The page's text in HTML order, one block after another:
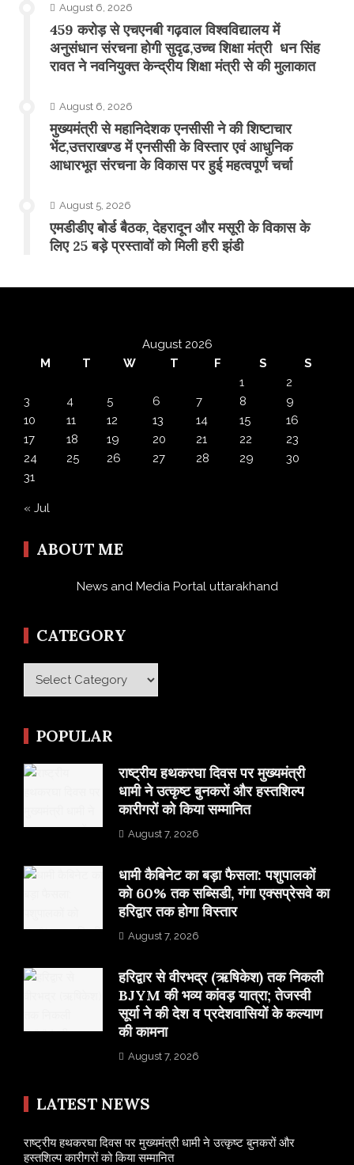
August 6, 2026
459 करोड़ से एचएनबी गढ़वाल विश्वविद्यालय में
अनुसंधान संरचना होगी सुदृढ,उच्च शिक्षा मंत्री धन सिंह
रावत ने नवनियुक्त केन्द्रीय शिक्षा मंत्री से की मुलाकात
August 6, 2026
मुख्यमंत्री से महानिदेशक एनसीसी ने की शिष्टाचार
भेंट,उत्तराखण्ड में एनसीसी के विस्तार एवं आधुनिक
आधारभूत संरचना के विकास पर हुई महत्वपूर्ण चर्चा
August 5, 2026
एमडीडीए बोर्ड बैठक, देहरादून और मसूरी के विकास के
लिए 25 बड़े प्रस्तावों को मिली हरी झंडी
August 2026
M
T W T F S
S
1
2
3
4 5 6 7 8
9
10
11 12 13 14 15
16
17
18 19 20 21 22
23
24
25 26 27 28 29
30
31
« Jul
ABOUT ME
News and Media Portal uttarakhand
CATEGORY
Category
POPULAR
राष्ट्रीय हथकरघा दिवस पर मुख्यमंत्री
धामी ने उत्कृष्ट बुनकरों और हस्तशिल्प
कारीगरों को किया सम्मानित
August 7, 2026
​धामी कैबिनेट का बड़ा फैसला: पशुपालकों
को 60% तक सब्सिडी, गंगा एक्सप्रेसवे का
हरिद्वार तक होगा विस्तार
August 7, 2026
​हरिद्वार से वीरभद्र (ऋषिकेश) तक निकली
BJYM की भव्य कांवड़ यात्रा; तेजस्वी
सूर्या ने की देश व प्रदेशवासियों के कल्याण
की कामना
August 7, 2026
LATEST NEWS
राष्ट्रीय हथकरघा दिवस पर मुख्यमंत्री धामी ने उत्कृष्ट बुनकरों और
हस्तशिल्प कारीगरों को किया सम्मानित